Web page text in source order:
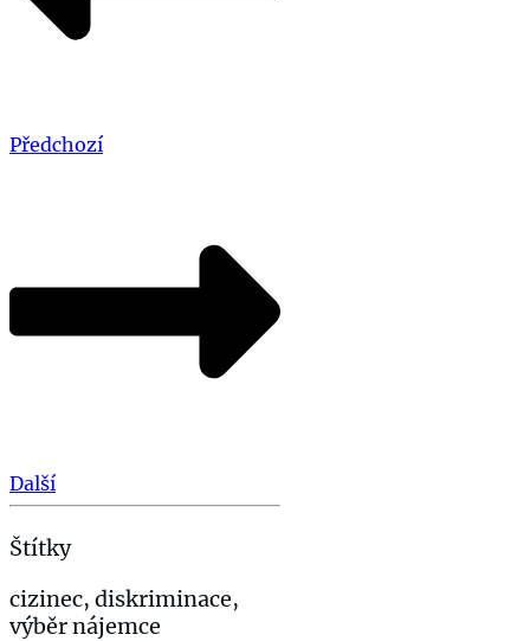
Předchozí
Další
Štítky
cizinec, diskriminace,
výběr nájemce